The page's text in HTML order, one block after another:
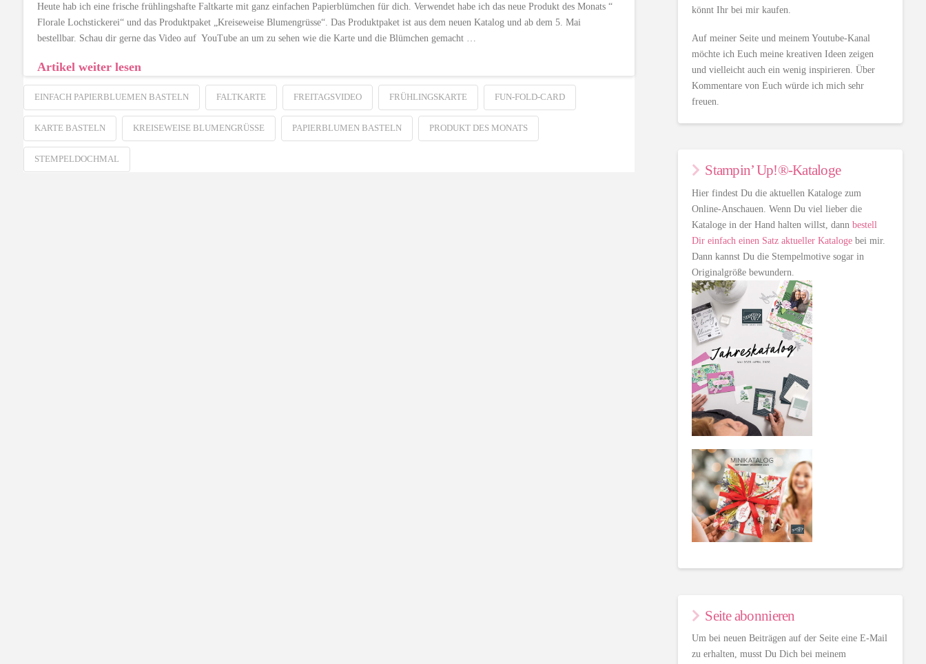
Heute hab ich eine frische frühlingshafte Faltkarte mit ganz einfachen Papierblümchen für dich. Verwendet habe ich das neue Produkt des Monats “
Florale Lochstickerei“ und das Produktpaket „Kreiseweise Blumengrüsse“. Das Produktpaket ist aus dem neuen Katalog und ab dem 5. Mai
bestellbar. Schau dir gerne das Video auf YouTube an um zu sehen wie die Karte und die Blümchen gemacht …
Artikel weiter lesen
EINFACH PAPIERBLUEMEN BASTELN FALTKARTE FREITAGSVIDEO FRÜHLINGSKARTE FUN-FOLD-CARD
KARTE BASTELN KREISEWEISE BLUMENGRÜSSE PAPIERBLUMEN BASTELN PRODUKT DES MONATS
STEMPELDOCHMAL
könnt Ihr bei mir kaufen.
Auf meiner Seite und meinem Youtube-Kanal
möchte ich Euch meine kreativen Ideen zeigen
und vielleicht auch ein wenig inspirieren. Über
Kommentare von Euch würde ich mich sehr
freuen.
Stampin’ Up!®-Kataloge
Hier findest Du die aktuellen Kataloge zum
Online-Anschauen. Wenn Du viel lieber die
Kataloge in der Hand halten willst, dannbestell
Dir einfach einen Satz aktueller Kataloge bei mir.
Dann kannst Du die Stempelmotive sogar in
Originalgröße bewundern.
Seite abonnieren
Um bei neuen Beiträgen auf der Seite eine E-Mail
zu erhalten, musst Du Dich bei meinem